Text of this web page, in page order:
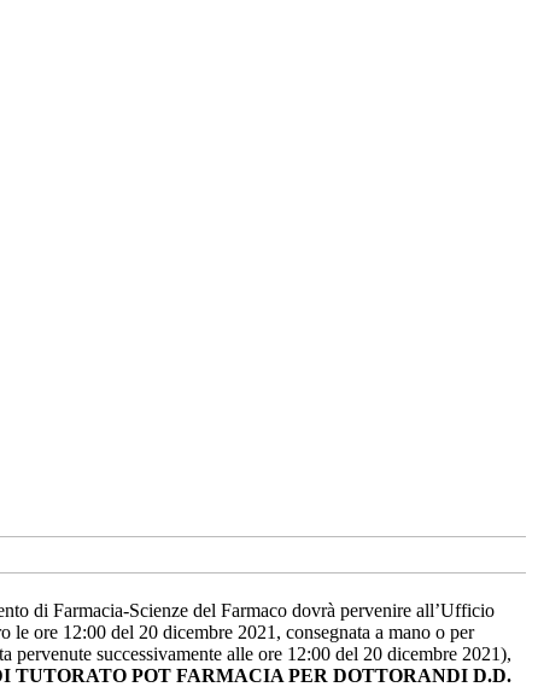
di Farmacia-Scienze del Farmaco dovrà pervenire all’Ufficio
ore 12:00 del 20 dicembre 2021, consegnata a mano o per
pervenute successivamente alle ore 12:00 del 20 dicembre 2021),
TUTORATO POT FARMACIA PER DOTTORANDI D.D.